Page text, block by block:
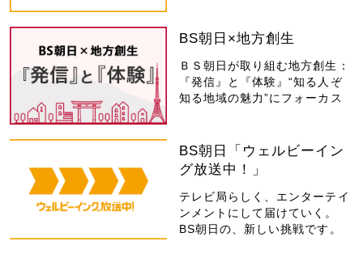
BS朝日×地方創生
ＢＳ朝日が取り組む地方創生：
『発信』と『体験』“知る人ぞ
知る地域の魅力”にフォーカス
BS朝日「ウェルビーイン
グ放送中！」
テレビ局らしく、エンターテイ
ンメントにして届けていく。
BS朝日の、新しい挑戦です。